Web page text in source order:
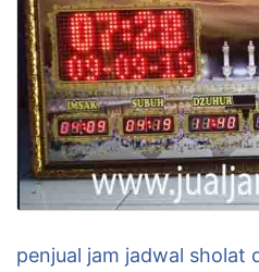
penjual jam jadwal sholat